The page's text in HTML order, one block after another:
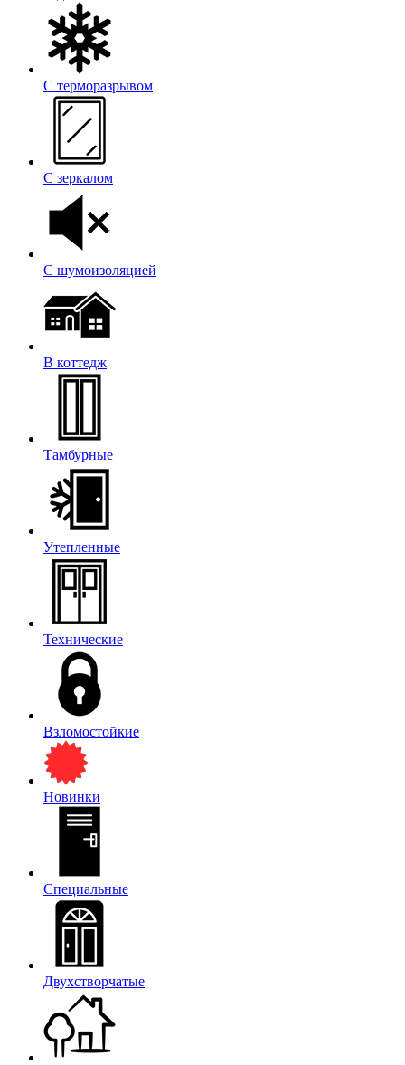
С терморазрывом
С зеркалом
С шумоизоляцией
В коттедж
Тамбурные
Утепленные
Технические
Взломостойкие
Новинки
Специальные
Двухстворчатые